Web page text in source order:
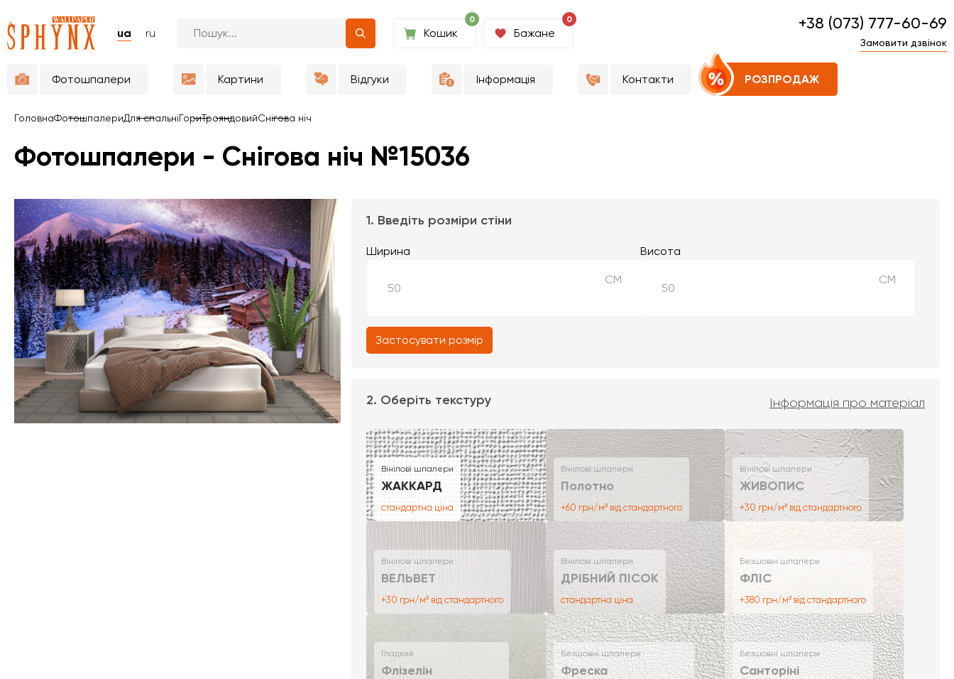
ua ru
0
Кошик
0
Бажане
+38 (073) 777-60-69
Замовити дзвінок
Фотошпалери Картини Відгуки Інформація Контакти РОЗПРОДАЖ
ГоловнаФотошпалериДля спальніГориТрояндовийСнігова ніч
Фотошпалери - Снігова ніч №15036
1. Введіть розміри стіни
Ширина
СМ
Висота
СМ
Застосувати розмір
2. Оберіть текстуру Інформація про матеріал
Вінілові шпалери
ЖАККАРД
стандартна ціна
Вінілові шпалери
Полотно
+60 грн/м² від стандартного
Вінілові шпалери
ЖИВОПИС
+30 грн/м² від стандартного
Вінілові шпалери
ВЕЛЬВЕТ
+30 грн/м² від стандартного
Вінілові шпалери
ДРІБНИЙ ПІСОК
стандартна ціна
Безшовні шпалери
ФЛІС
+380 грн/м² від стандартного
Гладкий
Флізелін
Безшовні шпалери
Фреска
Безшовні шпалери
Санторіні